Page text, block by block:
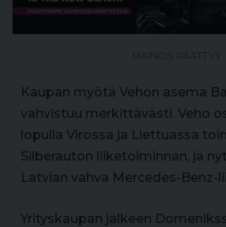
Kaupan myötä Vehon asema
vahvistuu merkittävästi. Veho
lopulla Virossa ja Liettuassa
Silberauton liiketoiminnan, ja
Latvian vahva Mercedes-Benz-
Yrityskaupan jälkeen